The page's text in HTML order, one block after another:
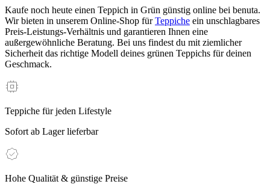
Kaufe noch heute einen Teppich in Grün günstig online bei benuta.
Wir bieten in unserem Online-Shop fürTeppiche ein unschlagbares
Preis-Leistungs-Verhältnis und garantieren Ihnen eine
außergewöhnliche Beratung. Bei uns findest du mit ziemlicher
Sicherheit das richtige Modell deines grünen Teppichs für deinen
Geschmack.
Teppiche für jeden Lifestyle
Sofort ab Lager lieferbar
Hohe Qualität & günstige Preise